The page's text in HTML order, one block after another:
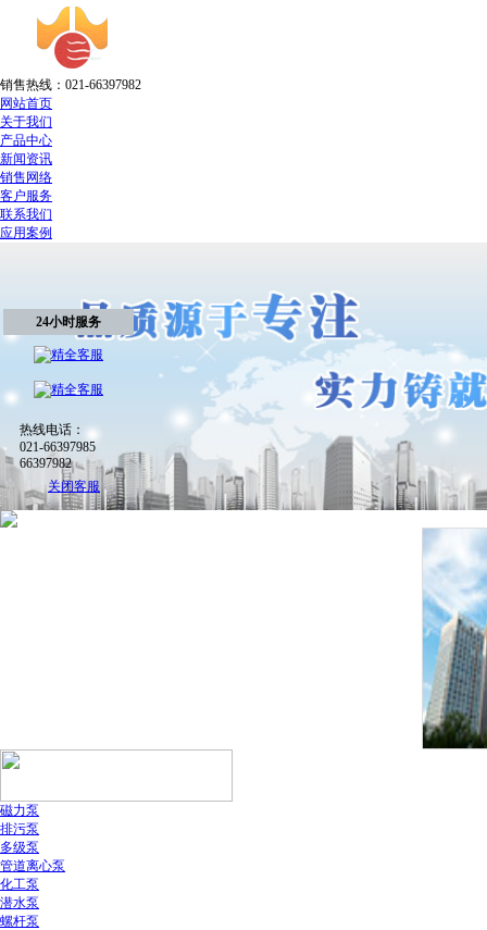
销售热线：021-66397982
网站首页
关于我们
产品中心
新闻资讯
销售网络
客户服务
联系我们
应用案例
磁力泵
排污泵
多级泵
管道离心泵
化工泵
潜水泵
螺杆泵
24小时服务
热线电话：
021-66397985
66397982
关闭客服